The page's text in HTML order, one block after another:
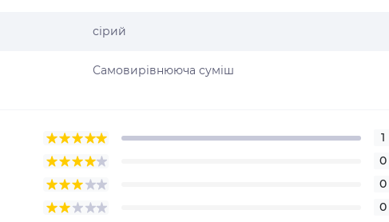
сірий
Самовирівнююча суміш
1
0
0
0